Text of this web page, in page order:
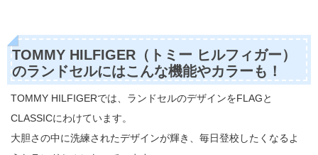
TOMMY HILFIGER（トミー ヒルフィガー）
のランドセルにはこんな機能やカラーも！
TOMMY HILFIGERでは、ランドセルのデザインをFLAGと
CLASSICにわけています。
大胆さの中に洗練されたデザインが輝き、毎日登校したくなるよ